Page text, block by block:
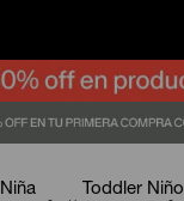
Niña Toddler Niño